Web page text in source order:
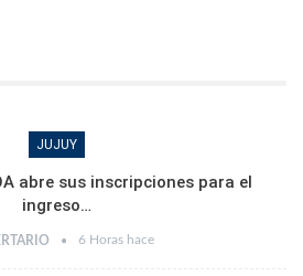
JUJUY
abre sus inscripciones para el
ingreso…
6 Horas hace